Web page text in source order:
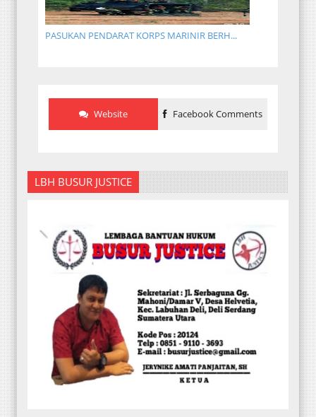
PASUKAN PENDARAT KORPS MARINIR BERH...
Website Facebook Comments
LBH BUSUR JUSTICE